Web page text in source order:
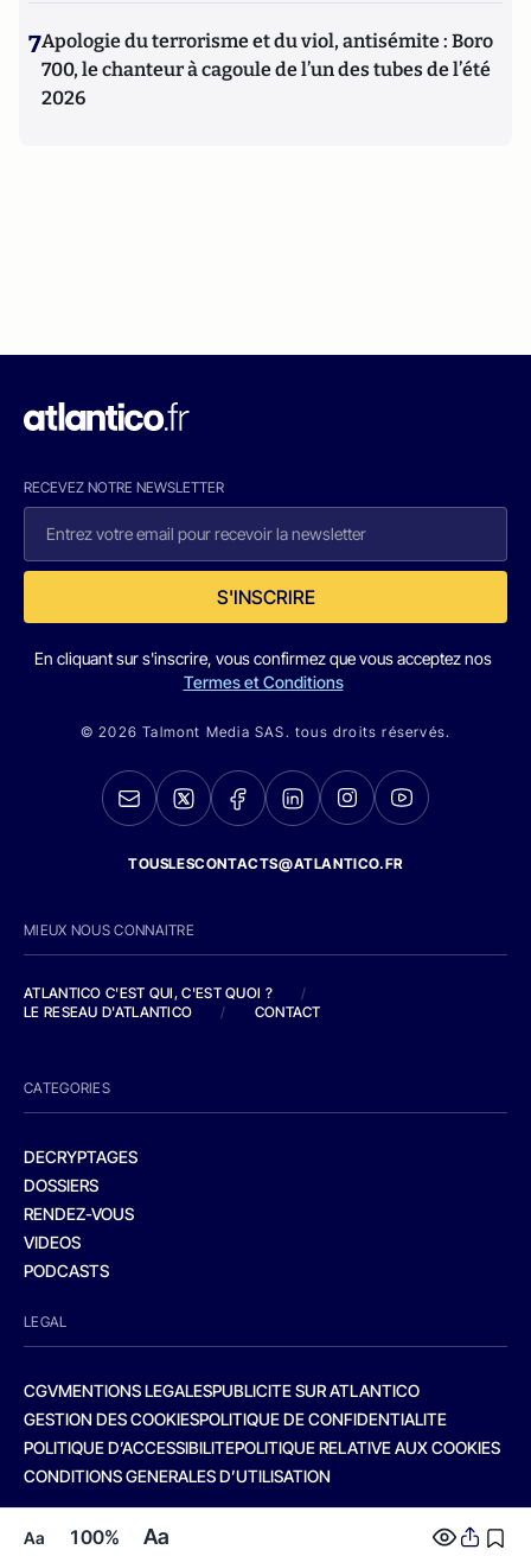
Aa 100% Aa
7Apologie du terrorisme et du viol, antisémite : Boro
700, le chanteur à cagoule de l’un des tubes de l’été
2026
RECEVEZ NOTRE NEWSLETTER
S'INSCRIRE
En cliquant sur s'inscrire, vous confirmez que vous acceptez nos
Termes et Conditions
© 2026 Talmont Media SAS. tous droits réservés.
TOUSLESCONTACTS@ATLANTICO.FR
MIEUX NOUS CONNAITRE
ATLANTICO C'EST QUI, C'EST QUOI ?
/
LE RESEAU D'ATLANTICO
/ CONTACT
CATEGORIES
DECRYPTAGES
DOSSIERS
RENDEZ-VOUS
VIDEOS
PODCASTS
LEGAL
CGVMENTIONS LEGALESPUBLICITE SUR ATLANTICO
GESTION DES COOKIESPOLITIQUE DE CONFIDENTIALITE
POLITIQUE D’ACCESSIBILITEPOLITIQUE RELATIVE AUX COOKIES
CONDITIONS GENERALES D’UTILISATION